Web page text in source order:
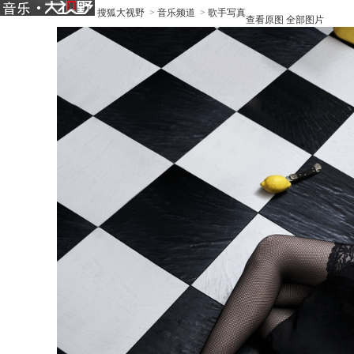
搜狐大视野 > 音乐频道 > 歌手写真
查看原图 全部图片